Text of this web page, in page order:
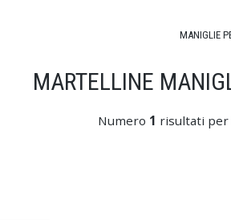
MANIGLIE
MARTELLINE
Numero 1 risultati per